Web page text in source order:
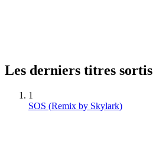
Les derniers titres sortis
1
SOS (Remix by Skylark)